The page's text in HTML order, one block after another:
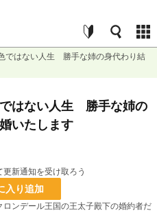
ではない人生 勝手な姉の身代わり結
はない人生 勝手な姉の
いたします
新通知を受け取ろう
入り追加
ンデール王国の王太子殿下の婚約者だ